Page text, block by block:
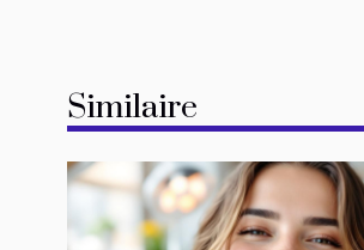
Similaire